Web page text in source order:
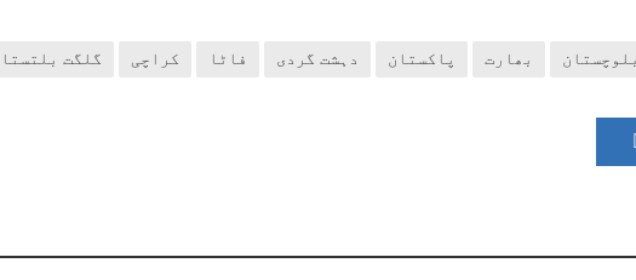
بلوچستان بھارت پاکستان دہشت گردی فاٹا کراچی گلگت